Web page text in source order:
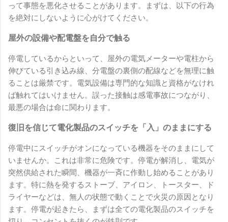
って事態を悪化させることがあります。まずは、以下の行為
を絶対にしないように心がけてください。
屋外の設備や配電盤を自分で触る
停電しているからといって、屋外の電気メーターや電柱から
伸びている引き込み線、分電盤の裏側の配線などを無理に触
ることは厳禁です。電気設備は専門的な知識と資格がなけれ
ば触れてはいけません。誤った接触は感電事故につながり、
最悪の場合は命に関わります。
復旧を信じて電化製品のスイッチを「入」のままにする
停電中にスイッチがオンになっている機器をそのままにして
いませんか。これは非常に危険です。停電が解消し、電気が
突然供給された瞬間、機器が一斉に作動し始めることがあり
ます。特に熱を発するストーブ、アイロン、トースター、ド
ライヤーなどは、無人の状態で動くことで火災の原因となり
ます。停電が起きたら、まずは全ての電化製品のスイッチを